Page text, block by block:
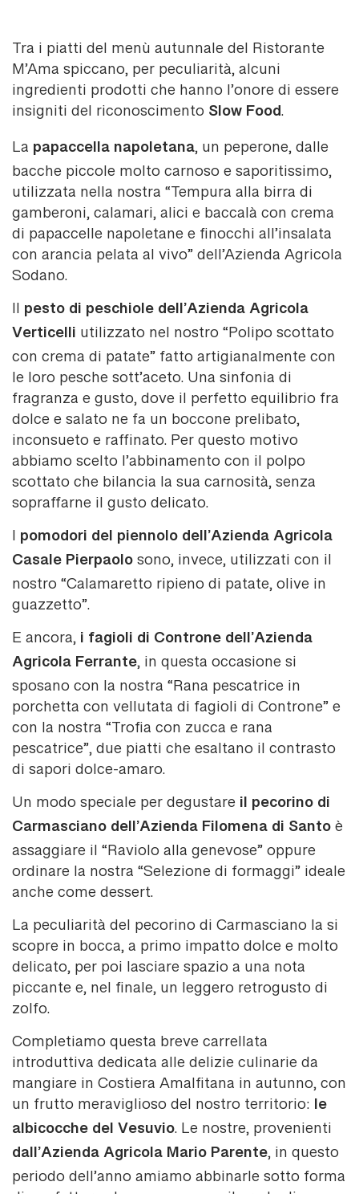
Tra i piatti del menù autunnale del Ristorante
M’Ama spiccano, per peculiarità, alcuni
ingredienti prodotti che hanno l’onore di essere
insigniti del riconoscimento Slow Food.
La papaccella napoletana, un peperone, dalle
bacche piccole molto carnoso e saporitissimo,
utilizzata nella nostra “Tempura alla birra di
gamberoni, calamari, alici e baccalà con crema
di papaccelle napoletane e finocchi all’insalata
con arancia pelata al vivo” dell’Azienda Agricola
Sodano.
Il pesto di peschiole dell’Azienda Agricola
Verticelli utilizzato nel nostro “Polipo scottato
con crema di patate” fatto artigianalmente con
le loro pesche sott’aceto. Una sinfonia di
fragranza e gusto, dove il perfetto equilibrio fra
dolce e salato ne fa un boccone prelibato,
inconsueto e raffinato. Per questo motivo
abbiamo scelto l’abbinamento con il polpo
scottato che bilancia la sua carnosità, senza
sopraffarne il gusto delicato.
I pomodori del piennolo dell’Azienda Agricola
Casale Pierpaolo sono, invece, utilizzati con il
nostro “Calamaretto ripieno di patate, olive in
guazzetto”.
E ancora, i fagioli di Controne dell’Azienda
Agricola Ferrante, in questa occasione si
sposano con la nostra “Rana pescatrice in
porchetta con vellutata di fagioli di Controne” e
con la nostra “Trofia con zucca e rana
pescatrice”, due piatti che esaltano il contrasto
di sapori dolce-amaro.
Un modo speciale per degustare il pecorino di
Carmasciano dell’Azienda Filomena di Santo è
assaggiare il “Raviolo alla genevose” oppure
ordinare la nostra “Selezione di formaggi” ideale
anche come dessert.
La peculiarità del pecorino di Carmasciano la si
scopre in bocca, a primo impatto dolce e molto
delicato, per poi lasciare spazio a una nota
piccante e, nel finale, un leggero retrogusto di
zolfo.
Completiamo questa breve carrellata
introduttiva dedicata alle delizie culinarie da
mangiare in Costiera Amalfitana in autunno, con
un frutto meraviglioso del nostro territorio: le
albicocche del Vesuvio. Le nostre, provenienti
dall’Azienda Agricola Mario Parente, in questo
periodo dell’anno amiamo abbinarle sotto forma